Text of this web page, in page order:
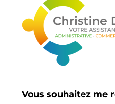
Vous souhaitez me